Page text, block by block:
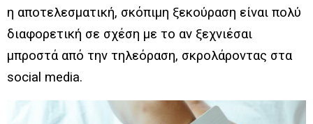
η αποτελεσματική, σκόπιμη ξεκούραση είναι πολύ
διαφορετική σε σχέση με το αν ξεχνιέσαι
μπροστά από την τηλεόραση, σκρολάροντας στα
social media.